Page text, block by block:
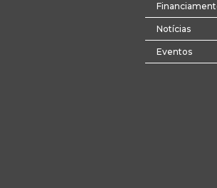
Notícias
Eventos